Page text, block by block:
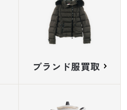
ブランド服買取